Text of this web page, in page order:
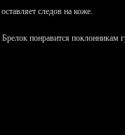
следов на коже.
понравится